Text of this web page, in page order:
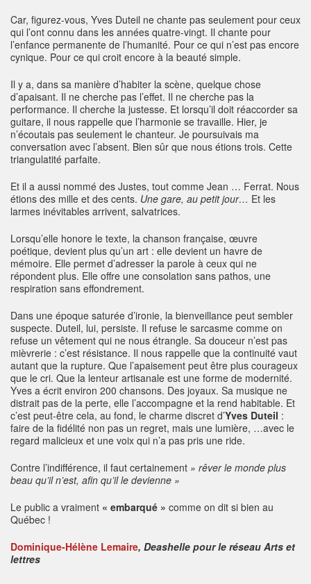
Car, figurez-vous, Yves Duteil ne chante pas seulement pour ceux
qui l’ont connu dans les années quatre-vingt. Il chante pour
l’enfance permanente de l’humanité. Pour ce qui n’est pas encore
cynique. Pour ce qui croit encore à la beauté simple.
Il y a, dans sa manière d’habiter la scène, quelque chose
d’apaisant. Il ne cherche pas l’effet. Il ne cherche pas la
performance. Il cherche la justesse. Et lorsqu’il doit réaccorder sa
guitare, il nous rappelle que l’harmonie se travaille. Hier, je
n’écoutais pas seulement le chanteur. Je poursuivais ma
conversation avec l’absent. Bien sûr que nous étions trois. Cette
triangulatité parfaite.
Et il a aussi nommé des Justes, tout comme Jean … Ferrat. Nous
étions des mille et des cents. Une gare, au petit jour… Et les
larmes inévitables arrivent, salvatrices.
Lorsqu’elle honore le texte, la chanson française, œuvre
poétique, devient plus qu’un art : elle devient un havre de
mémoire. Elle permet d’adresser la parole à ceux qui ne
répondent plus. Elle offre une consolation sans pathos, une
respiration sans effondrement.
Dans une époque saturée d’ironie, la bienveillance peut sembler
suspecte. Duteil, lui, persiste. Il refuse le sarcasme comme on
refuse un vêtement qui ne nous étrangle. Sa douceur n’est pas
mièvrerie : c’est résistance. Il nous rappelle que la continuité vaut
autant que la rupture. Que l’apaisement peut être plus courageux
que le cri. Que la lenteur artisanale est une forme de modernité.
Yves a écrit environ 200 chansons. Des joyaux. Sa musique ne
distrait pas de la perte, elle l’accompagne et la rend habitable. Et
c’est peut-être cela, au fond, le charme discret d’Yves Duteil :
faire de la fidélité non pas un regret, mais une lumière, …avec le
regard malicieux et une voix qui n’a pas pris une ride.
Contre l’indifférence, il faut certainement » rêver le monde plus
beau qu’il n’est, afin qu’il le devienne »
Le public a vraiment « embarqué » comme on dit si bien au
Québec !
Dominique-Hélène Lemaire, Deashelle pour le réseau Arts et
lettres